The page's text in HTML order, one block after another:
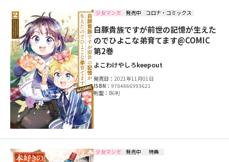
少女マンガ 発売中 コロナ・コミックス
白豚貴族ですが前世の記憶が生えた
のでひよこな弟育てます@COMIC
第2巻
よこわけやしろkeepout
発売日：2021年11月01日
ISBN：9784866993621
判型： B6判
少女マンガ 発売中 特典